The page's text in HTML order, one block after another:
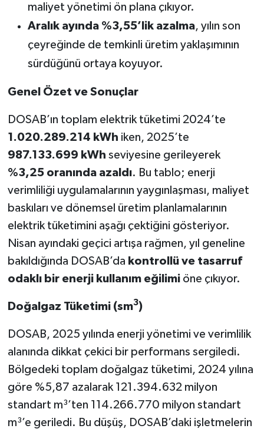
maliyet yönetimi ön plana çıkıyor.
Aralık ayında %3,55’lik azalma, yılın son
çeyreğinde de temkinli üretim yaklaşımının
sürdüğünü ortaya koyuyor.
Genel Özet ve Sonuçlar
DOSAB’ın toplam elektrik tüketimi 2024’te
1.020.289.214 kWh iken, 2025’te
987.133.699 kWh seviyesine gerileyerek
%3,25 oranında azaldı. Bu tablo; enerji
verimliliği uygulamalarının yaygınlaşması, maliyet
baskıları ve dönemsel üretim planlamalarının
elektrik tüketimini aşağı çektiğini gösteriyor.
Nisan ayındaki geçici artışa rağmen, yıl geneline
bakıldığında DOSAB’da kontrollü ve tasarruf
odaklı bir enerji kullanım eğilimiöne çıkıyor.
Doğalgaz Tüketimi (sm3)
DOSAB, 2025 yılında enerji yönetimi ve verimlilik
alanında dikkat çekici bir performans sergiledi.
Bölgedeki toplam doğalgaz tüketimi, 2024 yılına
göre %5,87 azalarak 121.394.632 milyon
standart m³’ten 114.266.770 milyon standart
m³’e geriledi. Bu düşüş, DOSAB’daki işletmelerin